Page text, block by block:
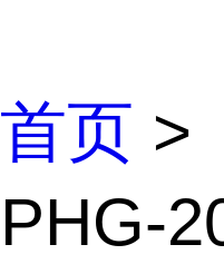
首页 >
PHG-